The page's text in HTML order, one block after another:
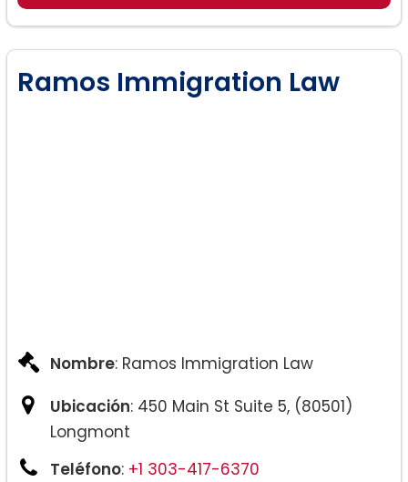
Ramos Immigration Law
Nombre: Ramos Immigration Law
Ubicación: 450 Main St Suite 5, (80501)
Longmont
Teléfono: +1 303-417-6370